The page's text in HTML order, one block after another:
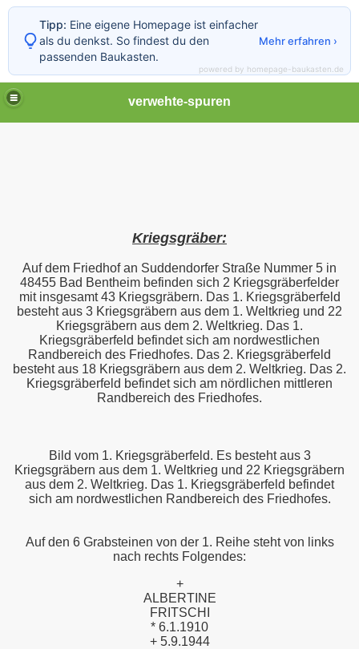
verwehte-spuren
Kriegsgräber:
Auf dem Friedhof an Suddendorfer Straße Nummer 5 in
48455 Bad Bentheim befinden sich 2 Kriegsgräberfelder
mit insgesamt 43 Kriegsgräbern. Das 1. Kriegsgräberfeld
besteht aus 3 Kriegsgräbern aus dem 1. Weltkrieg und 22
Kriegsgräbern aus dem 2. Weltkrieg. Das 1.
Kriegsgräberfeld befindet sich am nordwestlichen
Randbereich des Friedhofes. Das 2. Kriegsgräberfeld
besteht aus 18 Kriegsgräbern aus dem 2. Weltkrieg. Das 2.
Kriegsgräberfeld befindet sich am nördlichen mittleren
Randbereich des Friedhofes.
Bild vom 1. Kriegsgräberfeld. Es besteht aus 3
Kriegsgräbern aus dem 1. Weltkrieg und 22 Kriegsgräbern
aus dem 2. Weltkrieg. Das 1. Kriegsgräberfeld befindet
sich am nordwestlichen Randbereich des Friedhofes.
Auf den 6 Grabsteinen von der 1. Reihe steht von links
nach rechts Folgendes:
+
ALBERTINE
FRITSCHI
* 6.1.1910
+ 5.9.1944
Tipp: Eine eigene Homepage ist einfacher
als du denkst. So findest du den
passenden Baukasten.
Mehr erfahren ›
powered by homepage-baukasten.de